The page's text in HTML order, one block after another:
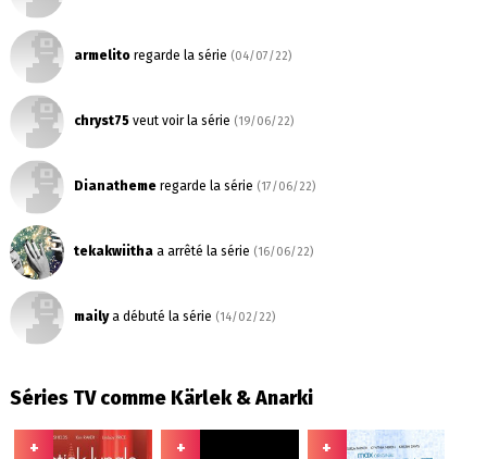
armelitoregarde la série (04/07/22)
chryst75veut voir la série (19/06/22)
Dianathemeregarde la série (17/06/22)
tekakwiithaa arrêté la série (16/06/22)
mailya débuté la série (14/02/22)
Séries TV comme Kärlek & Anarki
+ + +